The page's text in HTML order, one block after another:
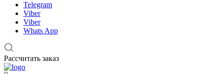
Telegram
Viber
Viber
Whats App
Рассчитать заказ